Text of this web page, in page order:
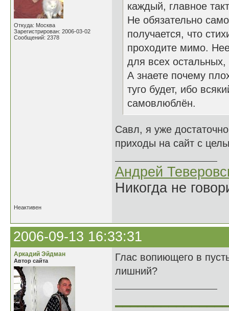
Откуда: Москва
Зарегистрирован: 2006-03-02
Сообщений: 2378
каждый, главное
Не обязательно
получается, что
проходите мимо.
для всех
А знаете почему
туго будет, ибо
самовлюблён.
Савл, я уже
приходы на сайт с
Андрей
Никогда не
Неактивен
2006-09-13 16:33:31
Аркадий Эйдман
Автор сайта
Глас вопиющего в
лишний?